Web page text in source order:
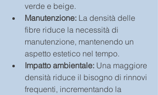
verde e beige.
Manutenzione: La densità delle
fibre riduce la necessità di
manutenzione, mantenendo un
aspetto estetico nel tempo.
Impatto ambientale: Una maggiore
densità riduce il bisogno di rinnovi
frequenti, incrementando la